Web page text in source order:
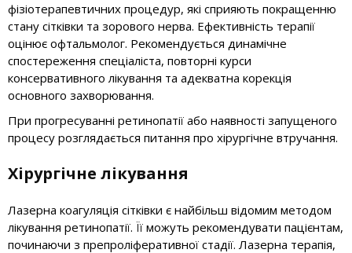
фізіотерапевтичних процедур, які сприяють покращенню
стану сітківки та зорового нерва. Ефективність терапії
оцінює офтальмолог. Рекомендується динамічне
спостереження спеціаліста, повторні курси
консервативного лікування та адекватна корекція
основного захворювання.
При прогресуванні ретинопатії або наявності запущеного
процесу розглядається питання про хірургічне втручання.
Хірургічне лікування
Лазерна коагуляція сітківки є найбільш відомим методом
лікування ретинопатії. Її можуть рекомендувати пацієнтам,
починаючи з препроліферативної стадії. Лазерна терапія,